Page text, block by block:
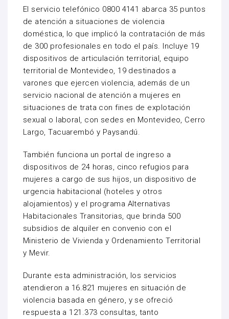
El servicio telefónico 0800 4141 abarca 35 puntos
de atención a situaciones de violencia
doméstica, lo que implicó la contratación de más
de 300 profesionales en todo el país. Incluye 19
dispositivos de articulación territorial, equipo
territorial de Montevideo, 19 destinados a
varones que ejercen violencia, además de un
servicio nacional de atención a mujeres en
situaciones de trata con fines de explotación
sexual o laboral, con sedes en Montevideo, Cerro
Largo, Tacuarembó y Paysandú.
También funciona un portal de ingreso a
dispositivos de 24 horas, cinco refugios para
mujeres a cargo de sus hijos, un dispositivo de
urgencia habitacional (hoteles y otros
alojamientos) y el programa Alternativas
Habitacionales Transitorias, que brinda 500
subsidios de alquiler en convenio con el
Ministerio de Vivienda y Ordenamiento Territorial
y Mevir.
Durante esta administración, los servicios
atendieron a 16.821 mujeres en situación de
violencia basada en género, y se ofreció
respuesta a 121.373 consultas, tanto